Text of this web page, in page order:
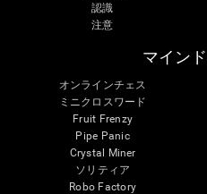
認識
注意
マイン
オンラインチェス
ミニクロスワード
Fruit Frenzy
Pipe Panic
Crystal Miner
ソリティア
Robo Factory